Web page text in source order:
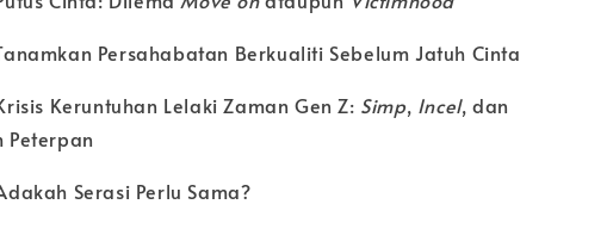
Persahabatan Berkualiti Sebelum Jatuh Cinta
Keruntuhan Lelaki Zaman Gen Z: Simp, Incel, dan
Peterpan
Serasi Perlu Sama?